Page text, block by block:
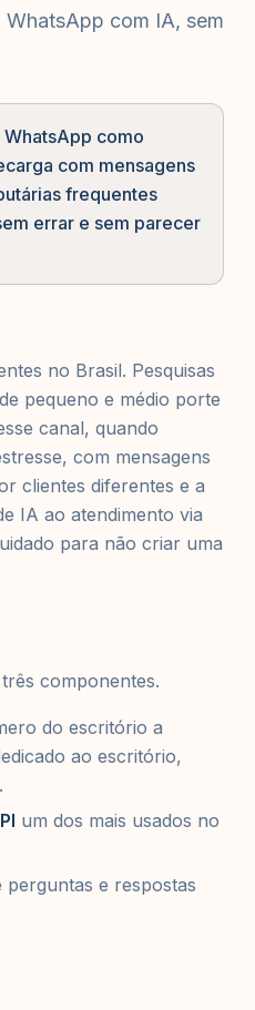
com IA, sem
como
com mensagens
frequentes
errar e sem parecer
no Brasil. Pesquisas
pequeno e médio porte
canal, quando
com mensagens
clientes diferentes e a
IA ao atendimento via
para não criar uma
componentes.
do escritório a
ao escritório,
um dos mais usados no
e respostas